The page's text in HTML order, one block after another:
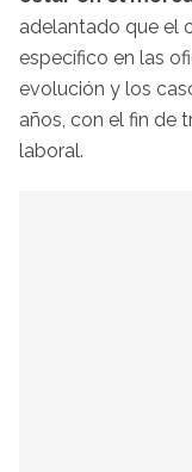
adelantado que el
específico en las
evolución y los
años, con el fin de
laboral.